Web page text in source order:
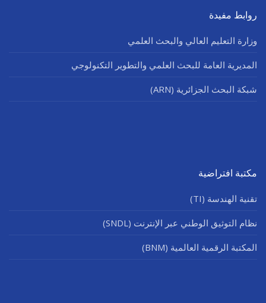
روابط مفيدة
وزارة التعليم العالي والبحث العلمي
المديرية العامة للبحث العلمي والتطوير التكنولوجي
شبكة البحث الجزائرية (ARN)
مكتبة افتراضية
تقنية الهندسة (TI)
نظام التوثيق الوطني عبر الإنترنت (SNDL)
المكتبة الرقمية العالمية (BNM)